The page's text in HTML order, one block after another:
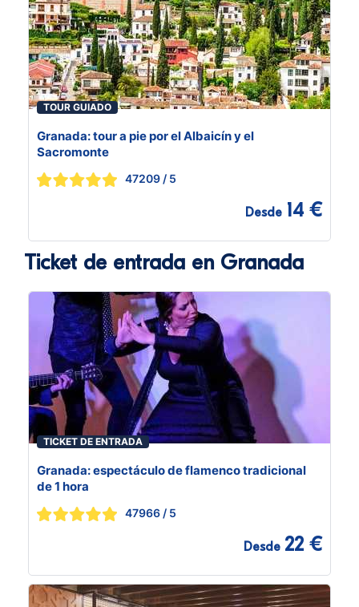
TOUR GUIADO
Granada: tour a pie por el Albaicín y el
Sacromonte
47209 / 5
Desde 14 €
Ticket de entrada en Granada
TICKET DE ENTRADA
Granada: espectáculo de flamenco tradicional
de 1 hora
47966 / 5
Desde 22 €